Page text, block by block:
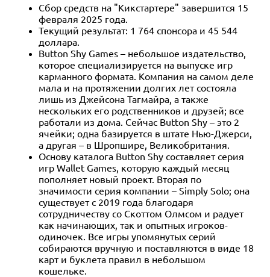
Сбор средств на "Кикстартере" завершится 15
февраля 2025 года.
Текущий результат: 1 764 спонсора и 45 544
доллара.
Button Shy Games – небольшое издательство,
которое специализируется на выпуске игр
карманного формата. Компания на самом деле
мала и на протяжении долгих лет состояла
лишь из Джейсона Тагмайра, а также
нескольких его родственников и друзей; все
работали из дома. Сейчас Button Shy – это 2
ячейки; одна базируется в штате Нью-Джерси,
а другая – в Шропшире, Великобритания.
Основу каталога Button Shy составляет серия
игр Wallet Games, которую каждый месяц
пополняет новый проект. Вторая по
значимости серия компании – Simply Solo; она
существует с 2019 года благодаря
сотрудничеству со Скоттом Олмсом и радует
как начинающих, так и опытных игроков-
одиночек. Все игры упомянутых серий
собираются вручную и поставляются в виде 18
карт и буклета правил в небольшом
кошельке.